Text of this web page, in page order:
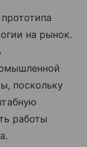
на рынок.
поскольку
работы